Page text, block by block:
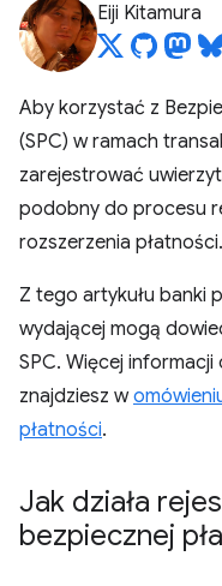
Eiji Kitamura
Aby korzystać z
(SPC) w ramach
zarejestrować
podobny do procesu
rozszerzenia płatności.
Z tego artykułu banki
wydającej mogą
SPC. Więcej
znajdziesz w
płatności.
Jak działa
bezpiecznej